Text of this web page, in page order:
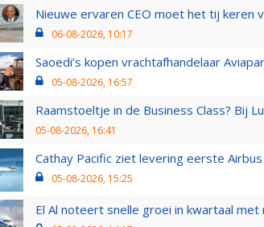
Nieuwe ervaren CEO moet het tij keren
06-08-2026, 10:17
Saoedi’s kopen vrachtafhandelaar
05-08-2026, 16:57
Raamstoeltje in de Business Class? Bij
05-08-2026, 16:41
Cathay Pacific ziet levering eerste
05-08-2026, 15:25
El Al noteert snelle groei in kwartaal